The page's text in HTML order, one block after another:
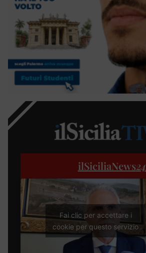
ilSiciliaNews24
Fai clic per accettare i
cookie per questo servizio